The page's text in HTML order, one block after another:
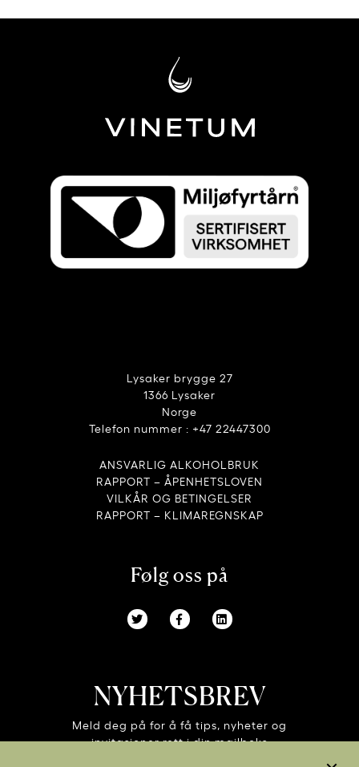
Lysaker brygge 27
1366 Lysaker
Norge
Telefon nummer : +47 22447300
ANSVARLIG ALKOHOLBRUK
RAPPORT – ÅPENHETSLOVEN
VILKÅR OG BETINGELSER
RAPPORT – KLIMAREGNSKAP
Følg oss på
NYHETSBREV
Meld deg på for å få tips, nyheter og
invitasjoner rett i din mailboks